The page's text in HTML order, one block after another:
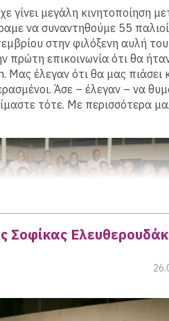
βλέπουμε ο ένας τον άλλον
αυτό εξαιρετικά
μια δόση νιάτων σου.
με:
συχνότερα («έτσι
του παλιού μας
εκδρομή για
Ελευθερουδάκη ‘72
γίνει μεγάλη κινητοποίηση
να συναντηθούμε 55
στην φιλόξενη αυλή του
πρώτη επικοινωνία ότι θα
Μας έλεγαν ότι θα μας πιάσει
Άσε – έλεγαν – να
τότε. Με περισσότερα
Σοφίκας